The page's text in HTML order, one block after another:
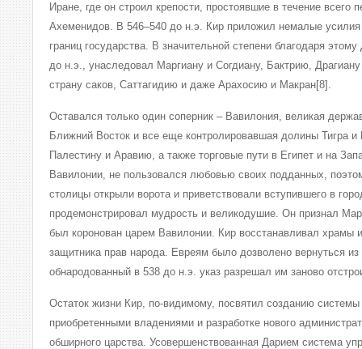
Иране, где он строил крепости, простоявшие в течение всего
Ахеменидов. В 546–540 до н.э. Кир приложил немалые усилия
границ государства. В значительной степени благодаря
до н.э., унаследовал Маргиану и Согдиану, Бактрию,
страну саков, Саттагидию и даже Арахосию и Макран[8].
Оставался только один соперник – Вавилония, великая
Ближний Восток и все еще контролировавшая долины Тигра
Палестину и Аравию, а также торговые пути в Египет и на
Вавилонии, не пользовался любовью своих подданных,
столицы открыли ворота и приветствовали вступившего в
продемонстрировал мудрость и великодушие. Он признал
был коронован царем Вавилонии. Кир восстанавливал храмы
защитника прав народа. Евреям было дозволено вернуться
обнародованный в 538 до н.э. указ разрешал им заново
Остаток жизни Кир, по-видимому, посвятил созданию системы
приобретенными владениями и разработке нового
обширного царства. Усовершенствованная Дарием система